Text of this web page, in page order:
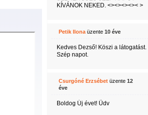
KÍVÁNOK NEKED. <><><><>< >
Petik Ilonaüzente 10 éve
Kedves Dezső! Köszi a látogatást.
Szép napot.
Csurgóné Erzsébetüzente 12
éve
Boldog Új évet! Üdv